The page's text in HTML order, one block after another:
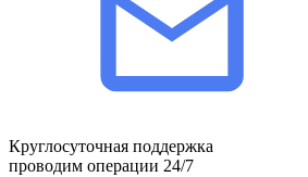
Круглосуточная поддержка
проводим операции 24/7